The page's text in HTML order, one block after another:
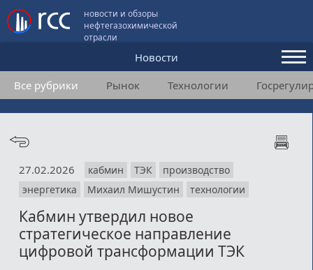
новости и обзоры
нефтегазохимической
отрасли
Новости
Аналитика и мнения
Конференции
Подписка
Пользовательское соглашение
Медиакит
Все рубрики Рынок Технологии
27.02.2026 кабмин ТЭК
производство
энергетика
Михаил Мишустин технологии
Кабмин утвердил новое
стратегическое направление
цифровой трансформации ТЭК